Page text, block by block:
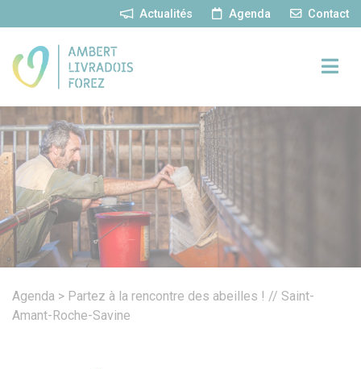
Actualités Agenda Contact
Agenda > Partez à la rencontre des abeilles ! // Saint-
Amant-Roche-Savine
Panneau de gestion des cookies